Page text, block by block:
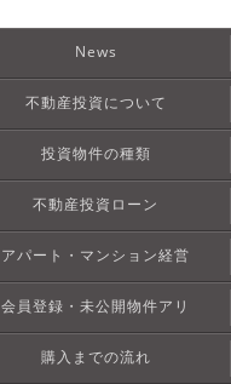
News
不動産投資について
投資物件の種類
不動産投資ローン
アパート・マンション経営
会員登録・未公開物件アリ
購入までの流れ